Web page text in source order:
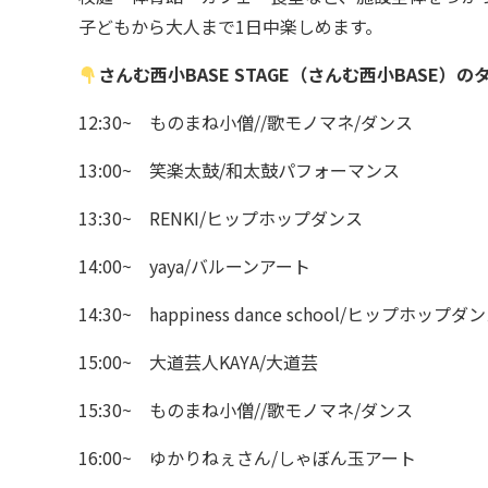
子どもから大人まで1日中楽しめます。
さんむ西小BASE STAGE（さんむ西小BASE）の
12:30~ ものまね小僧//歌モノマネ/ダンス
13:00~ 笑楽太鼓/和太鼓パフォーマンス
13:30~ RENKI/ヒップホップダンス
14:00~ yaya/バルーンアート
14:30~ happiness dance school/ヒップホップダ
15:00~ 大道芸人KAYA/大道芸
15:30~ ものまね小僧//歌モノマネ/ダンス
16:00~ ゆかりねぇさん/しゃぼん玉アート